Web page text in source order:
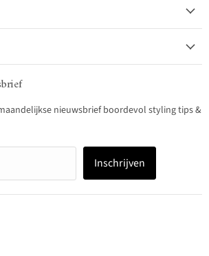
nieuwsbrief boordevol styling tips &
Inschrijven